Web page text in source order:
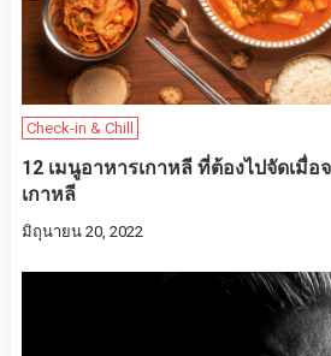
Check-in & Chill
12 เมนูอาหารเกาหลี ที่ต้องไปจัดเมื่อ
เกาหลี
มิถุนายน 20, 2022